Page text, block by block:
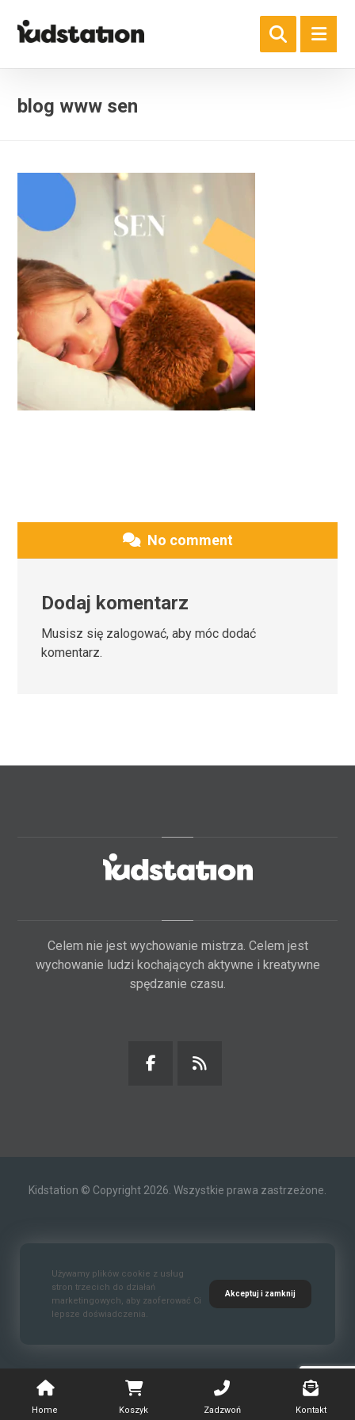
blog www sen
No comment
Dodaj komentarz
Musisz się zalogować, aby móc dodać
komentarz.
Celem nie jest wychowanie mistrza. Celem jest
wychowanie ludzi kochających aktywne i kreatywne
spędzanie czasu.
Kidstation © Copyright 2026. Wszystkie prawa zastrzeżone.
Home Koszyk Zadzwoń Kontakt
Używamy plików cookie z usług
stron trzecich do działań
marketingowych, aby zaoferować Ci
lepsze doświadczenia.
Akceptuj i zamknij